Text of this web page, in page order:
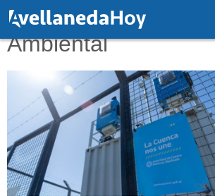
Tag: Monitoreo
Ambiental